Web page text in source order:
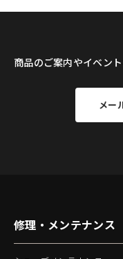
商品のご案内やイベン
メー
修理・メンテナンス